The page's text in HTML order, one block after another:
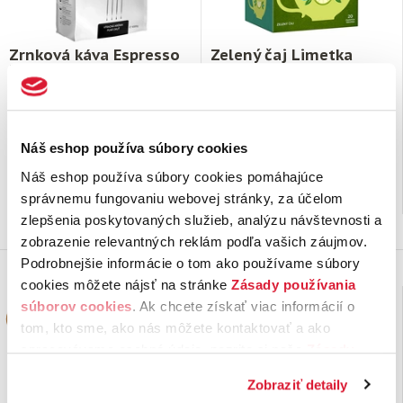
Náš eshop používa súbory cookies
Náš eshop používa súbory cookies pomáhajúce
správnemu fungovaniu webovej stránky, za účelom
zlepšenia poskytovaných služieb, analýzu návštevnosti a
zobrazenie relevantných reklám podľa vašich záujmov.
Podrobnejšie informácie o tom ako používame súbory
cookies môžete nájsť na stránke Zásady používania
súborov cookies. Ak chcete získať viac informácií o
tom, kto sme, ako nás môžete kontaktovať a ako
spracovávame osobné údaje, pozrite si našeZásady
„Povoliť všetko“ vyjadríte svoj súhlas s používaním
Zobraziť detaily
Zrnková káva Espresso
Pražená káva, zmes robusty a
Espresso Professional je káva
určená pre tých, …
19,49 €
na sklade
Zelený čaj Limetka
Aromatizovaný zelený čaj s
limetkovou príchuťou.
voľbou …
1,99€
na sklade